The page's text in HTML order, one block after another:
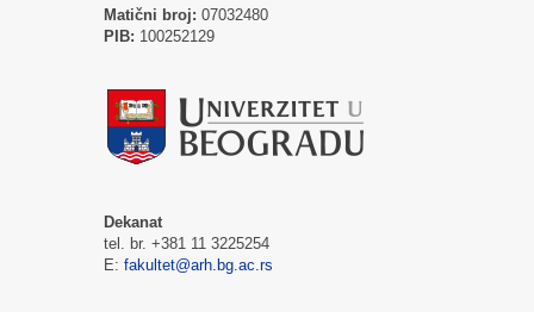
Matični broj: 07032480
PIB: 100252129
Dekanat
tel. br. +381 11 3225254
E: fakultet@arh.bg.ac.rs